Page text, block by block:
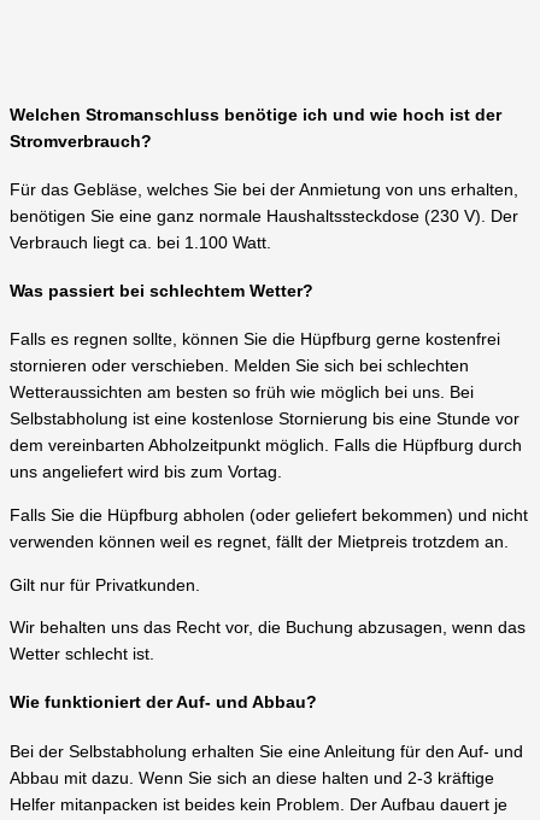
Welchen Stromanschluss benötige ich und wie hoch ist der
Stromverbrauch?
Für das Gebläse, welches Sie bei der Anmietung von uns erhalten,
benötigen Sie eine ganz normale Haushaltssteckdose (230 V). Der
Verbrauch liegt ca. bei 1.100 Watt.
Was passiert bei schlechtem Wetter?
Falls es regnen sollte, können Sie die Hüpfburg gerne kostenfrei
stornieren oder verschieben. Melden Sie sich bei schlechten
Wetteraussichten am besten so früh wie möglich bei uns. Bei
Selbstabholung ist eine kostenlose Stornierung bis eine Stunde vor
dem vereinbarten Abholzeitpunkt möglich. Falls die Hüpfburg durch
uns angeliefert wird bis zum Vortag.
Falls Sie die Hüpfburg abholen (oder geliefert bekommen) und nicht
verwenden können weil es regnet, fällt der Mietpreis trotzdem an.
Gilt nur für Privatkunden.
Wir behalten uns das Recht vor, die Buchung abzusagen, wenn das
Wetter schlecht ist.
Wie funktioniert der Auf- und Abbau?
Bei der Selbstabholung erhalten Sie eine Anleitung für den Auf- und
Abbau mit dazu. Wenn Sie sich an diese halten und 2-3 kräftige
Helfer mitanpacken ist beides kein Problem. Der Aufbau dauert je